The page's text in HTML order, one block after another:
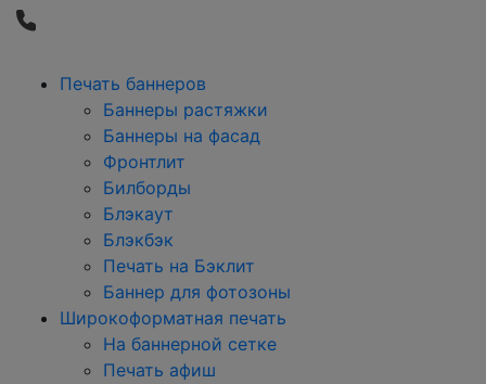
Печать баннеров
Баннеры растяжки
Баннеры на фасад
Фронтлит
Билборды
Блэкаут
Блэкбэк
Печать на Бэклит
Баннер для фотозоны
Широкоформатная печать
На баннерной сетке
Печать афиш